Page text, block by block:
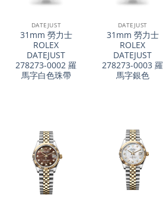
DATEJUST
31mm 勞力士
ROLEX
DATEJUST
278273-0002 羅
馬字白色珠帶
DATEJUST
31mm 勞力士
ROLEX
DATEJUST
278273-0003 羅
馬字銀色